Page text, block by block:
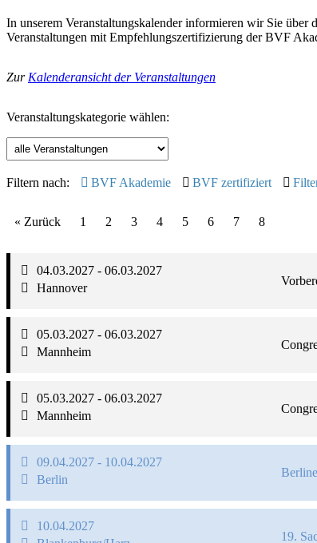
In unserem Veranstaltungskalender informieren wir Sie
Veranstaltungen mit Empfehlungszertifizierung der BVF
Zur Kalenderansicht der Veranstaltungen
Veranstaltungskategorie wählen:
Filtern nach: BVF Akademie BVF zertifiziert
« Zurück 1 2 3 4 5 6 7 8
04.03.2027 - 06.03.2027
Hannover
05.03.2027 - 06.03.2027
Mannheim
05.03.2027 - 06.03.2027
Mannheim
09.04.2027 - 10.04.2027
Berlin
10.04.2027
19.